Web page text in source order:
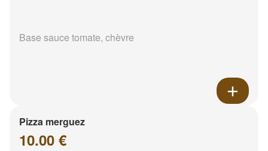
Base sauce tomate, chèvre
Pizza merguez
10.00 €